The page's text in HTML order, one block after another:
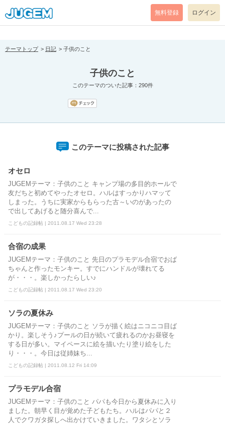
[pear_error: message="Success" code=0 mode=return level=notice
prefix="" info=""]
無料登録 ログイン
テーマトップ 日記 子供のこと
子供のこと
このテーマのついた記事：290件
このテーマに投稿された記事
オセロ
JUGEMテーマ：子供のこと キャンプ場の多目的ホールで
友だちと初めてやったオセロ。ハルはすっかりハマッて
しまった。うちに実家からもらった古～いのがあったの
で出してあげると随分喜んで...
こどもの記録帖 | 2011.08.17 Wed 23:28
合宿の成果
JUGEMテーマ：子供のこと 先日のプラモデル合宿でおば
ちゃんと作ったモンキー。すでにハンドルが壊れてる
が・・・。楽しかったらしい♪
こどもの記録帖 | 2011.08.17 Wed 23:20
ソラの夏休み
JUGEMテーマ：子供のこと ソラが描く絵はニコニコ目ば
かり。楽しそう♪プールの日が続いて疲れるのかお昼寝を
する日が多い。マイペースに絵を描いたり塗り絵をした
り・・・。今日は従姉妹ち...
こどもの記録帖 | 2011.08.12 Fri 14:09
プラモデル合宿
JUGEMテーマ：子供のこと パパも今日から夏休みに入り
ました。朝早く目が覚めた子どもたち。ハルはパパと２
人でクワガタ探しへ出かけていきました。ワタシとソラ